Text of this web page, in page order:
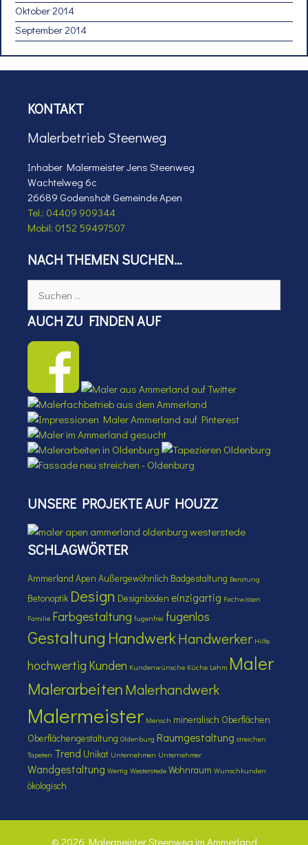
Oktober 2014
September 2014
KONTAKT
Malerbetrieb Steenweg
Inhaber Malermeister Jens Steenweg
Wachtelweg 6c
26689 Godensholt Gemeinde Apen
Tel.: 04409 909344
Mobil: 0152 59497507
NACH THEMEN SUCHEN…
nach:
AUCH ZU FINDEN AUF
UNSERE PROJEKTE AUF HOUZZ
SCHLAGWÖRTER
Ammerland Apen Außergewöhnlich Badgestaltung Beratung
Betonoptik Design Designböden einzigartig Fachwissen
Familie Farbgestaltung fugenfrei fugenlos
Gestaltung HandwerkHandwerker Hilfe
hochwertig Kunden Kundenwünsche Küche Lehm Maler
MalerarbeitenMalerhandwerk
Malermeister Mensch mineralisch Oberflächen
Oberflächengestaltung Oldenburg Raumgestaltung streichen
Tapeten Trend Unikat Unternehmen Unternehmer
Wandgestaltung Wertig Westerstede Wohnraum Wunschkunden
ökologisch
© 2026 Malermeister Steenweg im Ammerland